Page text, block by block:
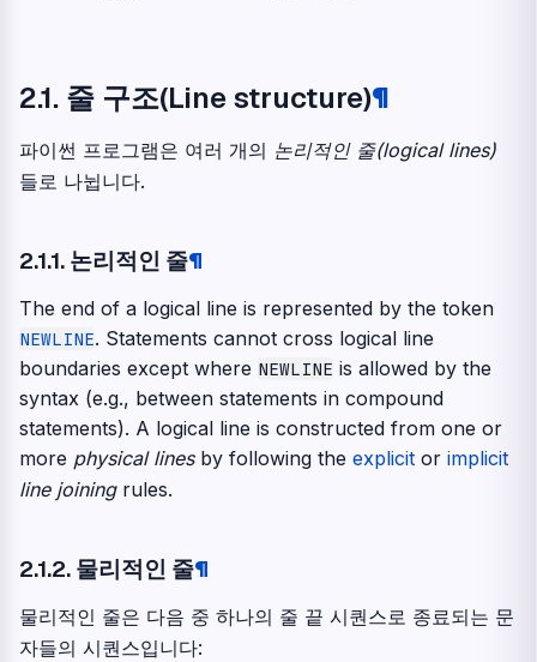
2.1. 줄 구조(Line structure)¶
파이썬 프로그램은 여러 개의 논리적인 줄(logical lines)
들로 나뉩니다.
2.1.1. 논리적인 줄¶
The end of a logical line is represented by the token
NEWLINE. Statements cannot cross logical line
boundaries except where NEWLINE is allowed by the
syntax (e.g., between statements in compound
statements). A logical line is constructed from one or
more physical linesby following the explicit or implicit
line joiningrules.
2.1.2. 물리적인 줄¶
물리적인 줄은 다음 중 하나의 줄 끝 시퀀스로 종료되는 문
자들의 시퀀스입니다: